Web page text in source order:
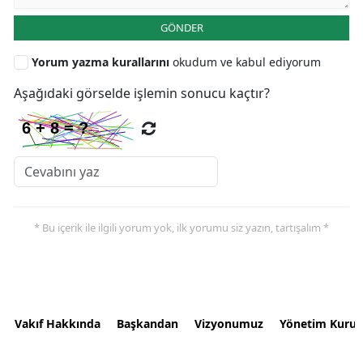
GÖNDER
Yorum yazma kurallarını okudum ve kabul ediyorum
Aşağıdaki görselde işlemin sonucu kaçtır?
* Bu içerik ile ilgili yorum yok, ilk yorumu siz yazın, tartışalım *
Vakıf Hakkında Başkandan Vizyonumuz Yönetim